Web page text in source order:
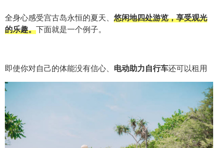
全身心感受宫古岛永恒的夏天、 悠闲地四处游览，享受观光
的乐趣。下面就是一个例子。
即使你对自己的体能没有信心、 电动助力自行车还可以租用